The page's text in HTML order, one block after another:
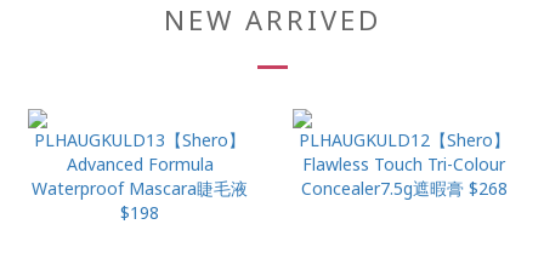
NEW ARRIVED